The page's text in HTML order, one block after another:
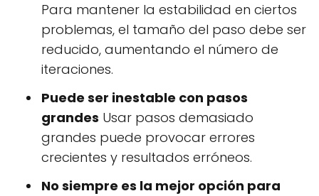
Para mantener la estabilidad en ciertos
problemas, el tamaño del paso debe ser
reducido, aumentando el número de
iteraciones.
Puede ser inestable con pasos
grandes Usar pasos demasiado
grandes puede provocar errores
crecientes y resultados erróneos.
No siempre es la mejor opción para